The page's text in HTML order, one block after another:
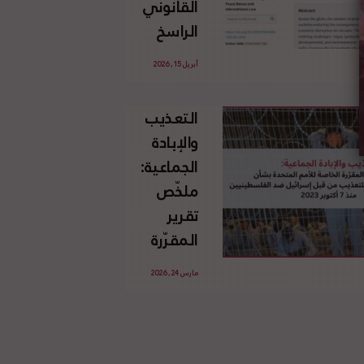
الإسرائيلي
غير
القانوني
الفلسطينية
القانوني
الراسخ
للاجئين
وحقهم
في العودة
بموجب
القانون
الدولي
أبريل 15, 2026
التعذيب
والإبادة
الجماعية:
ملخّص
تقرير
المقرّرة
الخاصة
مارس 24, 2026